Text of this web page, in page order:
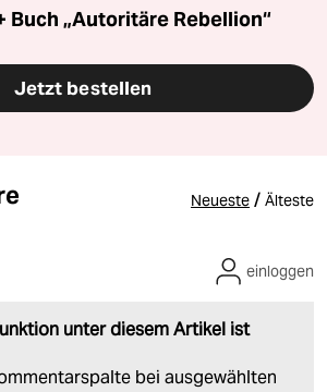
Buch „Autoritäre Rebellion“
Jetzt bestellen
Neueste / Älteste
unter diesem Artikel ist
bei ausgewählten
einloggen